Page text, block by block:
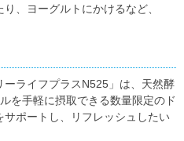
、ヨーグルトにかけるなど、
ーライフプラスN525」は、天然酵
を手軽に摂取できる数量限定のド
サポートし、リフレッシュしたい